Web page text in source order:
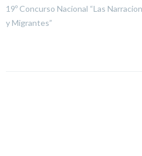
19º Concurso Nacional “Las
y Migrantes”